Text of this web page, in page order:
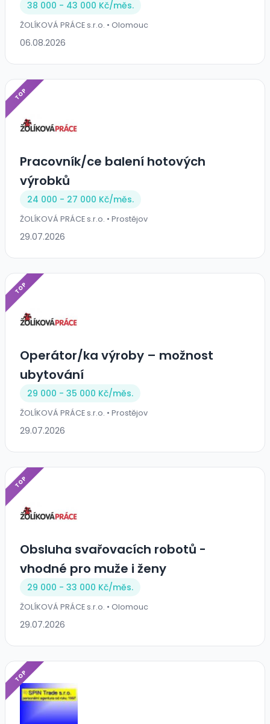
38 000 - 43 000 Kč/měs.
ŽOLÍKOVÁ PRÁCE s.r.o. • Olomouc
06.08.2026
TOP
Pracovník/ce balení hotových
výrobků
24 000 - 27 000 Kč/měs.
ŽOLÍKOVÁ PRÁCE s.r.o. • Prostějov
29.07.2026
TOP
Operátor/ka výroby – možnost
ubytování
29 000 - 35 000 Kč/měs.
ŽOLÍKOVÁ PRÁCE s.r.o. • Prostějov
29.07.2026
TOP
Obsluha svařovacích robotů -
vhodné pro muže i ženy
29 000 - 33 000 Kč/měs.
ŽOLÍKOVÁ PRÁCE s.r.o. • Olomouc
29.07.2026
TOP